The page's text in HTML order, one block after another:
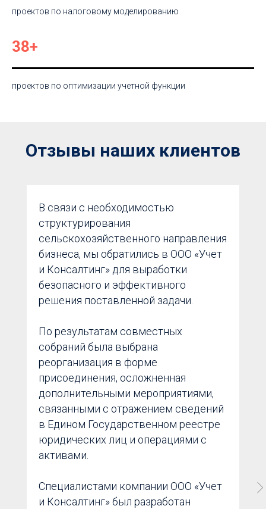
проектов по налоговому моделированию
38+
проектов по оптимизации учетной функции
Отзывы наших клиентов
В связи с необходимостью
структурирования
сельскохозяйственного направления
бизнеса, мы обратились в ООО «Учет
и Консалтинг» для выработки
безопасного и эффективного
решения поставленной задачи.
По результатам совместных
собраний была выбрана
реорганизация в форме
присоединения, осложненная
дополнительными мероприятиями,
связанными с отражением сведений
в Едином Государственном реестре
юридических лиц и операциями с
активами.
Специалистами компании ООО «Учет
и Консалтинг» был разработан